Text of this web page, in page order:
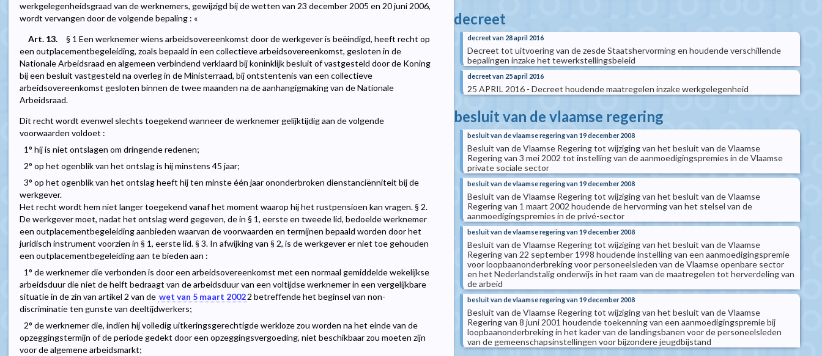
werkgelegenheidsgraad van de werknemers, gewijzigd bij de wetten van 23 december 2005 en 20 juni 2006,
wordt vervangen door de volgende bepaling : «
Art. 13.
§ 1 Een werknemer wiens arbeidsovereenkomst door de werkgever is beëindigd, heeft recht op
een outplacementbegeleiding, zoals bepaald in een collectieve arbeidsovereenkomst, gesloten in de
Nationale Arbeidsraad en algemeen verbindend verklaard bij koninklijk besluit of vastgesteld door de Koning
bij een besluit vastgesteld na overleg in de Ministerraad, bij ontstentenis van een collectieve
arbeidsovereenkomst gesloten binnen de twee maanden na de aanhangigmaking van de Nationale
Arbeidsraad.
Dit recht wordt evenwel slechts toegekend wanneer de werknemer gelijktijdig aan de volgende
voorwaarden voldoet :
1° hij is niet ontslagen om dringende redenen;
2° op het ogenblik van het ontslag is hij minstens 45 jaar;
3° op het ogenblik van het ontslag heeft hij ten minste één jaar ononderbroken dienstanciënniteit bij de
werkgever.
Het recht wordt hem niet langer toegekend vanaf het moment waarop hij het rustpensioen kan vragen. § 2.
De werkgever moet, nadat het ontslag werd gegeven, de in § 1, eerste en tweede lid, bedoelde werknemer
een outplacementbegeleiding aanbieden waarvan de voorwaarden en termijnen bepaald worden door het
juridisch instrument voorzien in § 1, eerste lid. § 3. In afwijking van § 2, is de werkgever er niet toe gehouden
een outplacementbegeleiding aan te bieden aan :
1° de werknemer die verbonden is door een arbeidsovereenkomst met een normaal gemiddelde wekelijkse
arbeidsduur die niet de helft bedraagt van de arbeidsduur van een voltijdse werknemer in een vergelijkbare
situatie in de zin van artikel 2 van de wet van 5 maart 20022 betreffende het beginsel van non-
discriminatie ten gunste van deeltijdwerkers;
2° de werknemer die, indien hij volledig uitkeringsgerechtigde werkloze zou worden na het einde van de
opzeggingstermijn of de periode gedekt door een opzeggingsvergoeding, niet beschikbaar zou moeten zijn
voor de algemene arbeidsmarkt;
decreet
decreet van 28 april 2016
Decreet tot uitvoering van de zesde Staatshervorming en houdende verschillende
bepalingen inzake het tewerkstellingsbeleid
decreet van 25 april 2016
25 APRIL 2016 - Decreet houdende maatregelen inzake werkgelegenheid
besluit van de vlaamse regering
besluit van de vlaamse regering van 19 december 2008
Besluit van de Vlaamse Regering tot wijziging van het besluit van de Vlaamse
Regering van 3 mei 2002 tot instelling van de aanmoedigingspremies in de Vlaamse
private sociale sector
besluit van de vlaamse regering van 19 december 2008
Besluit van de Vlaamse Regering tot wijziging van het besluit van de Vlaamse
Regering van 1 maart 2002 houdende de hervorming van het stelsel van de
aanmoedigingspremies in de privé-sector
besluit van de vlaamse regering van 19 december 2008
Besluit van de Vlaamse Regering tot wijziging van het besluit van de Vlaamse
Regering van 22 september 1998 houdende instelling van een aanmoedigingspremie
voor loopbaanonderbreking voor personeelsleden van de Vlaamse openbare sector
en het Nederlandstalig onderwijs in het raam van de maatregelen tot herverdeling van
de arbeid
besluit van de vlaamse regering van 19 december 2008
Besluit van de Vlaamse Regering tot wijziging van het besluit van de Vlaamse
Regering van 8 juni 2001 houdende toekenning van een aanmoedigingspremie bij
loopbaanonderbreking in het kader van de landingsbanen voor de personeelsleden
van de gemeenschapsinstellingen voor bijzondere jeugdbijstand